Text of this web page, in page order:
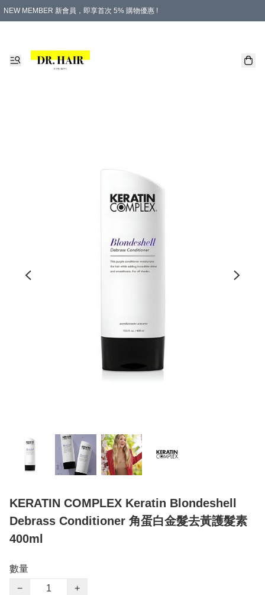
NEW MEMBER 新會員，即享首次 5% 購物優惠 !
KERATIN COMPLEX Keratin Blondeshell
Debrass Conditioner 角蛋白金髮去黃護髮素
400ml
數量
−
+